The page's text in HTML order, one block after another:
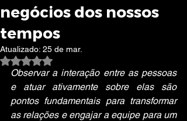
negócios dos nossos
tempos
Atualizado: 25 de mar.
Avaliado com NaN de 5 estrelas.
Observar a interação entre as pessoas
e atuar ativamente sobre elas são
pontos fundamentais para transformar
as relações e engajar a equipe para um